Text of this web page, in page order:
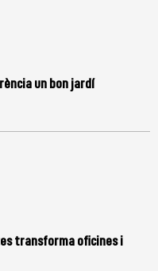
un bon jardí
transforma oficines i